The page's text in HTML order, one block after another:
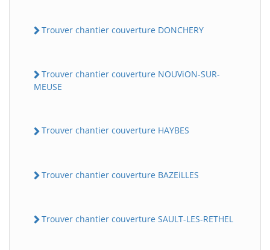
Trouver chantier couverture DONCHERY
Trouver chantier couverture NOUViON-SUR-
MEUSE
Trouver chantier couverture HAYBES
Trouver chantier couverture BAZEiLLES
Trouver chantier couverture SAULT-LES-RETHEL